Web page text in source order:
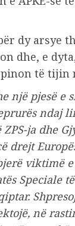
dy arsye
dhe, e
të
një pjesë
ndaj
ja dhe
drejt
viktimë
Speciale
në